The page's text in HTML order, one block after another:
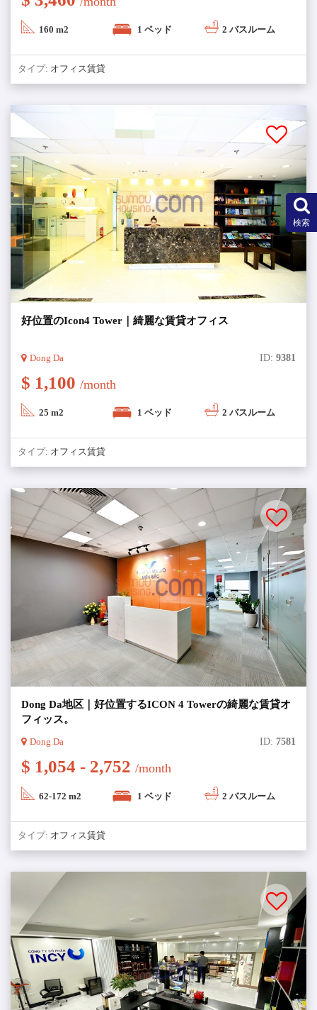
160 m2 1 ベッド 2 バスルーム
タイプ: オフィス賃貸
好位置のIcon4 Tower｜綺麗な賃貸オフィス
Dong Da ID: 9381
$ 1,100 /month
25 m2 1 ベッド 2 バスルーム
タイプ: オフィス賃貸
Dong Da地区｜好位置するICON 4 Towerの綺麗な賃貸オ
フィッス。
Dong Da ID: 7581
$ 1,054 - 2,752 /month
62-172 m2 1 ベッド 2 バスルーム
タイプ: オフィス賃貸
検索